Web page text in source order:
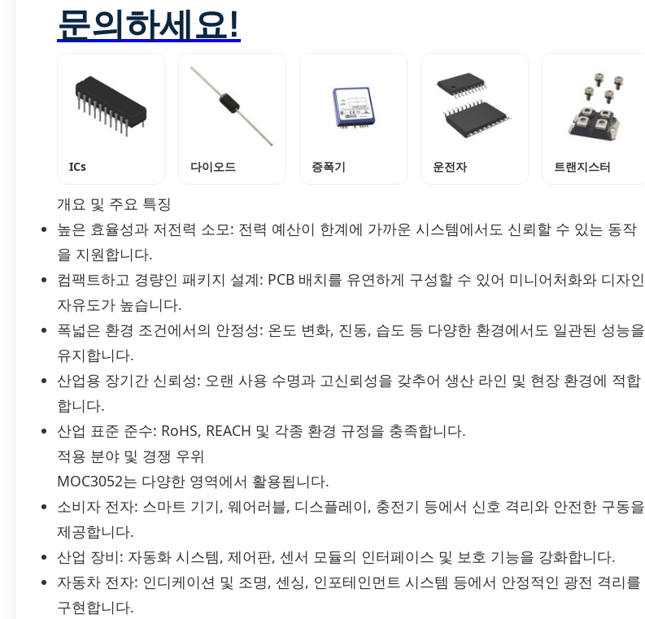
문의하세요!
ICs 다이오드 증폭기 운전자 트랜지스터
개요 및 주요 특징
높은 효율성과 저전력 소모: 전력 예산이 한계에 가까운 시스템에서도 신뢰할 수 있는 동작
을 지원합니다.
컴팩트하고 경량인 패키지 설계: PCB 배치를 유연하게 구성할 수 있어 미니어처화와 디자인
자유도가 높습니다.
폭넓은 환경 조건에서의 안정성: 온도 변화, 진동, 습도 등 다양한 환경에서도 일관된 성능을
유지합니다.
산업용 장기간 신뢰성: 오랜 사용 수명과 고신뢰성을 갖추어 생산 라인 및 현장 환경에 적합
합니다.
산업 표준 준수: RoHS, REACH 및 각종 환경 규정을 충족합니다.
적용 분야 및 경쟁 우위
MOC3052는 다양한 영역에서 활용됩니다.
소비자 전자: 스마트 기기, 웨어러블, 디스플레이, 충전기 등에서 신호 격리와 안전한 구동을
제공합니다.
산업 장비: 자동화 시스템, 제어판, 센서 모듈의 인터페이스 및 보호 기능을 강화합니다.
자동차 전자: 인디케이션 및 조명, 센싱, 인포테인먼트 시스템 등에서 안정적인 광전 격리를
구현합니다.